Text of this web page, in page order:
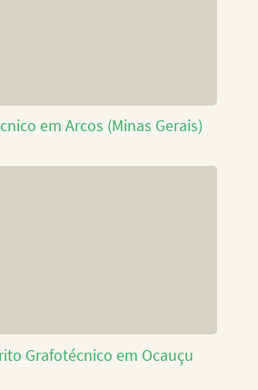
em Arcos (Minas Gerais)
Grafotécnico em Ocauçu